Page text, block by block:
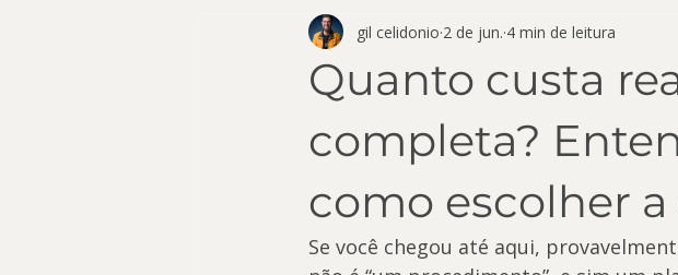
Quanto custa
completa?
como escolher
gil celidonio 2 de jun. 4 min de leitura
Se você chegou até aqui,